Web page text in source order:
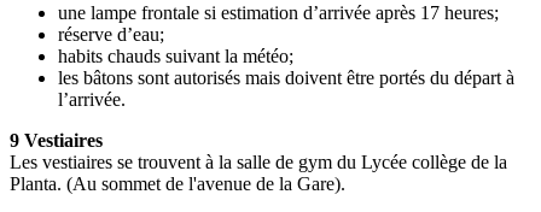
une lampe frontale si estimation d’arrivée après 17 heures;
réserve d’eau;
habits chauds suivant la météo;
les bâtons sont autorisés mais doivent être portés du départ à
l’arrivée.
9 Vestiaires
Les vestiaires se trouvent à la salle de gym du Lycée collège de la
Planta. (Au sommet de l'avenue de la Gare).